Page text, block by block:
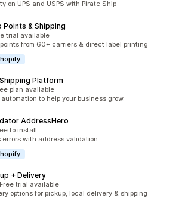
on UPS and USPS with Pirate Ship
Points & Shipping
trial available
from 60+ carriers & direct label printing
Platform
plan available
to help your business grow.
AddressHero
to install
errors with address validation
+ Delivery
Free trial available
options for pickup, local delivery & shipping